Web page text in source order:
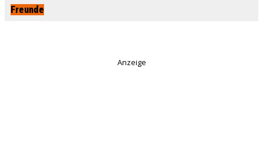
Freunde
Anzeige